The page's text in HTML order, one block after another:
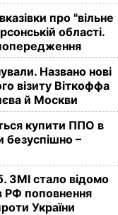
про "вільне
області.
Названо нові
візиту Віткоффа
й Москви
купити ППО в
безуспішно –
ЗМІ стало відомо
РФ поповнення
України